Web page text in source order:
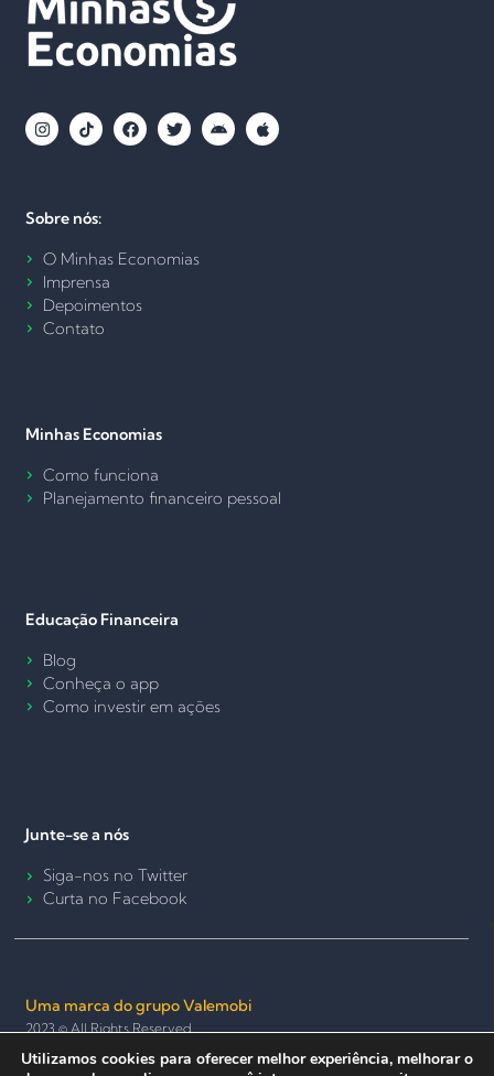
Sobre nós:
O Minhas Economias
Imprensa
Depoimentos
Contato
Minhas Economias
Como funciona
Planejamento financeiro pessoal
Educação Financeira
Blog
Conheça o app
Como investir em ações
Junte-se a nós
Siga-nos no Twitter
Curta no Facebook
Uma marca do grupo Valemobi
2023 © All Rights Reserved.
Termos de Uso e Política de PrivacidadePolítica de Cookies
Utilizamos cookies para oferecer melhor experiência, melhorar o